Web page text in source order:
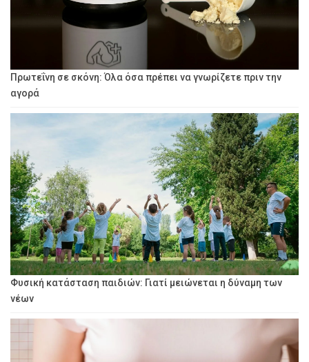
Πρωτεΐνη σε σκόνη: Όλα όσα πρέπει να γνωρίζετε πριν την
αγορά
Φυσική κατάσταση παιδιών: Γιατί μειώνεται η δύναμη των
νέων